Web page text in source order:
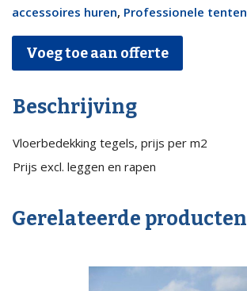
binnengebruik
(per
m2)
accessoires huren, Professionele tenten
Voeg toe aan offerte
Beschrijving
Vloerbedekking tegels, prijs per m2
Prijs excl. leggen en rapen
Gerelateerde producten